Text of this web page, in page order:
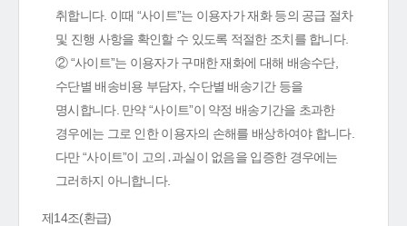
취합니다. 이때 “사이트”는 이용자가 재화 등의 공급 절차
및 진행 사항을 확인할 수 있도록 적절한 조치를 합니다.
② “사이트”는 이용자가 구매한 재화에 대해 배송수단,
수단별 배송비용 부담자, 수단별 배송기간 등을
명시합니다. 만약 “사이트”이 약정 배송기간을 초과한
경우에는 그로 인한 이용자의 손해를 배상하여야 합니다.
다만 “사이트”이 고의․과실이 없음을 입증한 경우에는
그러하지 아니합니다.
제14조(환급)